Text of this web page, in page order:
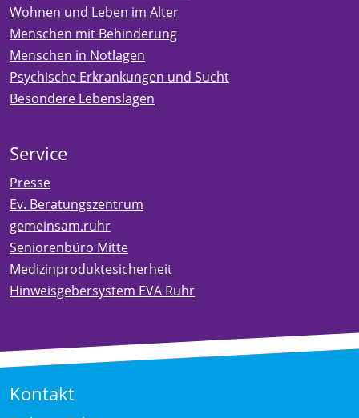
Wohnen und Leben im Alter
Menschen mit Behinderung
Menschen in Notlagen
Psychische Erkrankungen und Sucht
Besondere Lebenslagen
Service
Presse
Ev. Beratungszentrum
gemeinsam.ruhr
Seniorenbüro Mitte
Medizinproduktesicherheit
Hinweisgebersystem EVA Ruhr
Kontakt